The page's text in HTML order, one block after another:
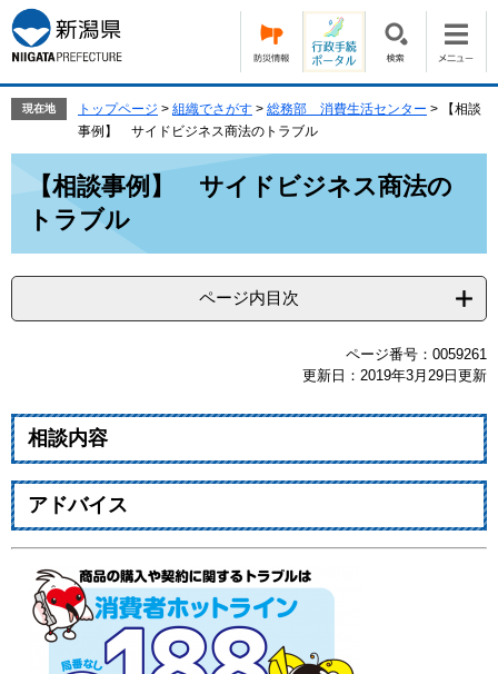
ー
ジ
の
で
ニ
ュ
ー
ば
現在地 トップページ > 組織でさがす > 総務部 消費生活センター >
【相談
事例】 サイドビジネス商法のトラブル
【相談事例】 サイドビジネス商法の
トラブル
ページ内目次
ページ番号：0059261
更新日：2019年3月29日更新
相談内容
アドバイス